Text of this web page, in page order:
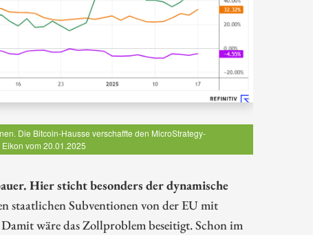
Die Bitcoin-Hausse verschaffte den MicroStrategy-
vom 20.01.2025
Hier sticht besonders der dynamische
staatlichen Subventionen von der EU mit
wäre das Zollproblem beseitigt. Schon im